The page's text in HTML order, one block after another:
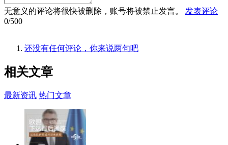
无意义的评论将很快被删除，账号将被禁止发言。
发表评论
0/500
还没有任何评论，你来说两句吧
相关文章
最新资讯 热门文章